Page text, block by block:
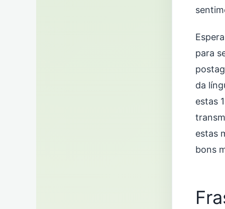
para
da
estas
estas
bons